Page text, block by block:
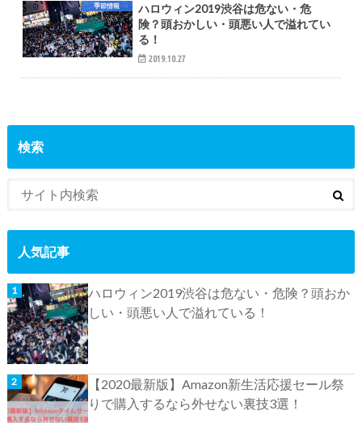
季節情報
ハロウィン2019渋谷は危ない・危
険？頭おかしい・頭悪い人で溢れてい
る！
2019.10.27
検索
人気記事
ハロウィン2019渋谷は危ない・危険？頭おか
しい・頭悪い人で溢れている！
【2020最新版】Amazon新生活応援セール祭
りで購入するなら外せない裏技3選！